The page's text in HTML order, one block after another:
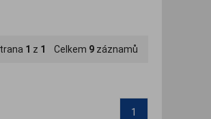
1 z 1 Celkem 9 záznamů
1